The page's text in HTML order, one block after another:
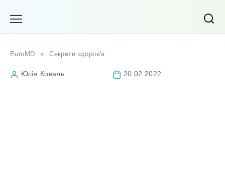
EuroMD » Секрети здоров'я
Юлія Коваль 20.02.2022